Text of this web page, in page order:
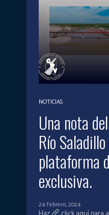
NOTICIAS
Una nota
Río
plataforma
exclusiva.
24 Febrero, 2024